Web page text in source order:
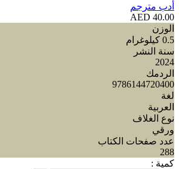
أدب مترجم
40.00 AED
الوزن
0.5 كيلوغرام
سنة النشر
2024
الردمك
9786144720400
لغة
العربية
نوع الغلاف
ورقي
عدد صفحات الكتاب
288
كمية :